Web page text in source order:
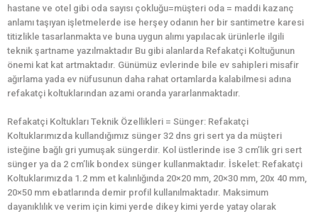
hastane ve otel gibi oda sayısı çokluğu=müşteri oda = maddi kazanç
anlamı taşıyan işletmelerde ise herşey odanın her bir santimetre karesi
titizlikle tasarlanmakta ve buna uygun alımı yapılacak ürünlerle ilgili
teknik şartname yazılmaktadır Bu gibi alanlarda Refakatçi Koltuğunun
önemi kat kat artmaktadır. Günümüz evlerinde bile ev sahipleri misafir
ağırlama yada ev nüfusunun daha rahat ortamlarda kalabilmesi adına
refakatçi koltuklarından azami oranda yararlanmaktadır.
Refakatçi Koltukları Teknik Özellikleri = Sünger: Refakatçi
Koltuklarımızda kullandığımız sünger 32 dns gri sert ya da müşteri
isteğine bağlı gri yumuşak süngerdir. Kol üstlerinde ise 3 cm’lik gri sert
sünger ya da 2 cm’lik bondex sünger kullanmaktadır. İskelet: Refakatçi
Koltuklarımızda 1.2 mm et kalınlığında 20×20 mm, 20×30 mm, 20x 40 mm,
20×50 mm ebatlarında demir profil kullanılmaktadır. Maksimum
dayanıklılık ve verim için kimi yerde dikey kimi yerde yatay olarak